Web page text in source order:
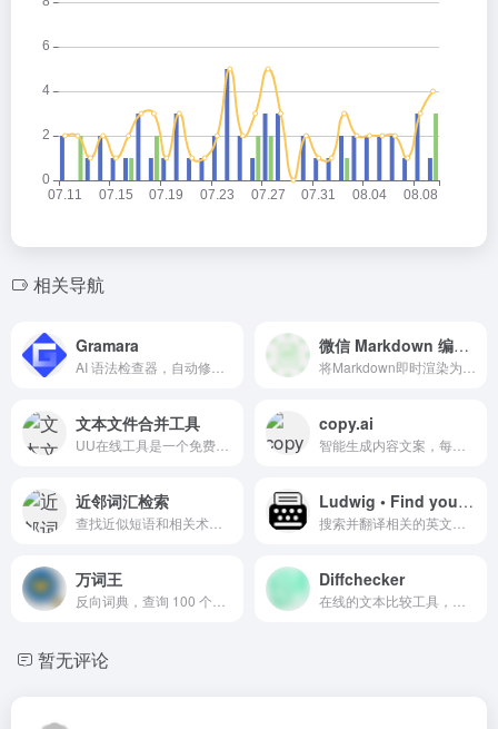
相关导航
Gramara 微信 Markdown 编辑器
文本文件合并工具 copy.ai
近邻词汇检索 Ludwig • Find your English sentence
万词王 Diffchecker
暂无评论